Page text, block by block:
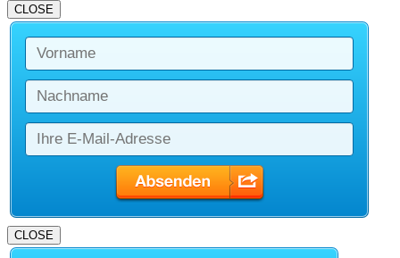
CLOSE
CLOSE